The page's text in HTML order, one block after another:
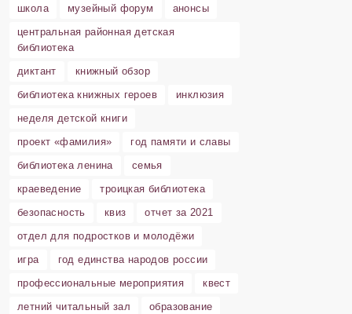
школа
музейный форум
анонсы
центральная районная детская
библиотека
диктант
книжный обзор
библиотека книжных героев
инклюзия
неделя детской книги
проект «фамилия»
год памяти и славы
библиотека ленина
семья
краеведение
троицкая библиотека
безопасность
квиз
отчет за 2021
отдел для подростков и молодёжи
игра
год единства народов россии
профессиональные мероприятия
квест
летний читальный зал
образование